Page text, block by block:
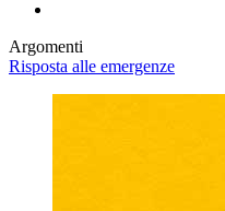
Argomenti
Risposta alle emergenze